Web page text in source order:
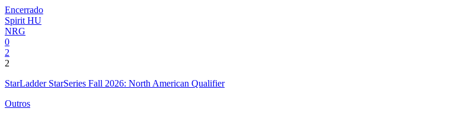
Encerrado
Spirit HU
NRG
0
2
2
StarLadder StarSeries Fall 2026: North American Qualifier
Outros